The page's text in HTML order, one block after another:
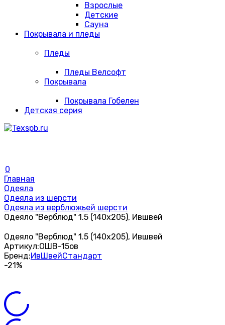
Взрослые
Детские
Сауна
Покрывала и пледы
Пледы
Пледы Велсофт
Покрывала
Покрывала Гобелен
Детская серия
0
Главная
Одеяла
Одеяла из шерсти
Одеяла из верблюжьей шерсти
Одеяло "Верблюд" 1.5 (140х205), Ившвей
Одеяло "Верблюд" 1.5 (140х205), Ившвей
Артикул:ОШВ-15ов
Бренд:ИвШвейСтандарт
-21%